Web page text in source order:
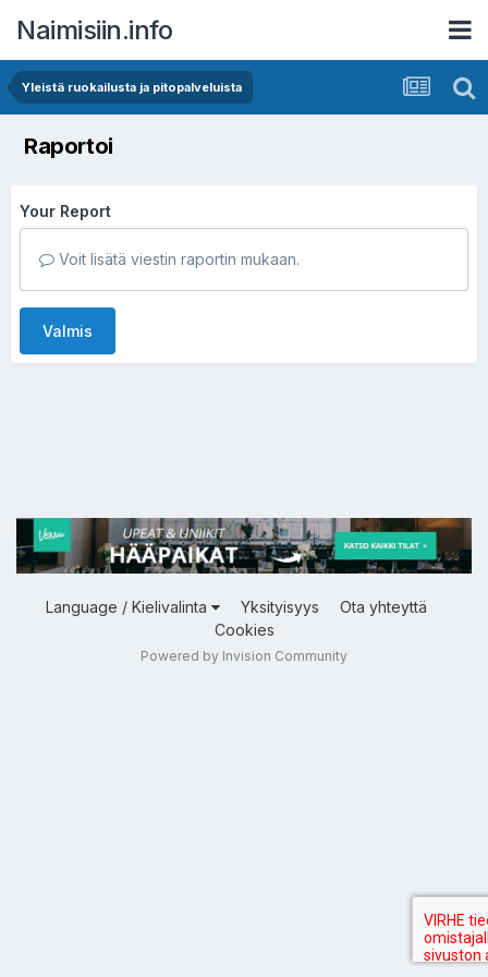
Naimisiin.info
Yleistä ruokailusta ja pitopalveluista
Raportoi
Your Report
Voit lisätä viestin raportin mukaan.
Valmis
Language / Kielivalinta Yksityisyys
Ota yhteyttä
Cookies
Powered by Invision Community